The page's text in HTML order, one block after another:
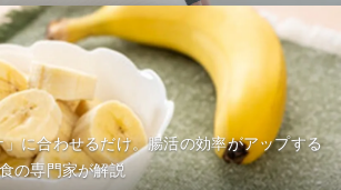
」に合わせるだけ。腸活の効率がアップする
の専門家が解説